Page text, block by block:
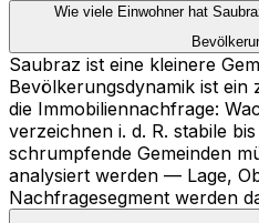
Wie viele Einwohner hat
Saubraz ist eine kleinere
Bevölkerungsdynamik ist
die Immobiliennachfrage:
verzeichnen i. d. R. stabile
schrumpfende Gemeinden
analysiert werden — Lage,
Nachfragesegment werden